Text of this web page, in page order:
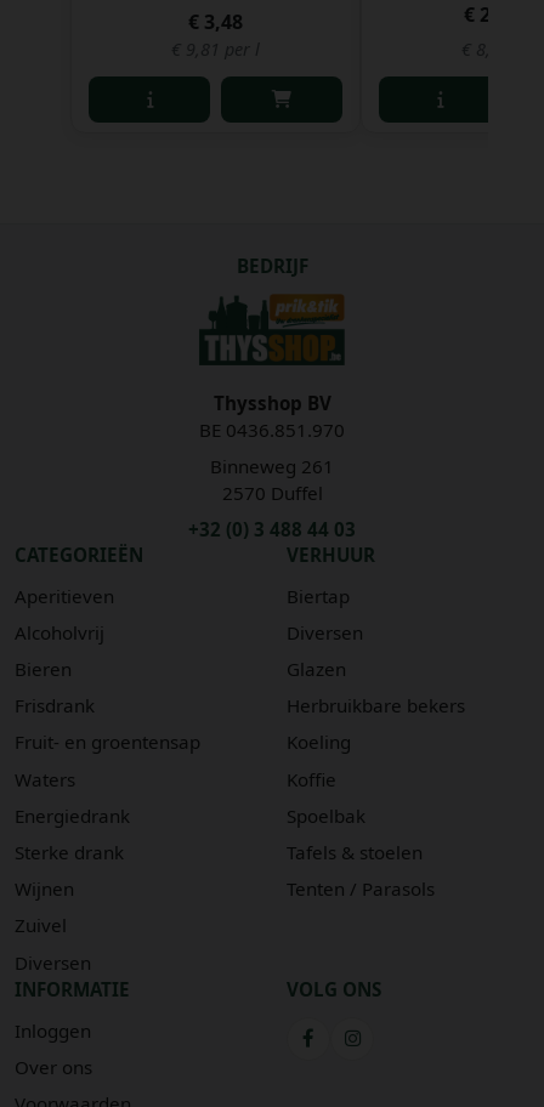
€ 3,48
€ 9,81 per l
€ 2,75
€ 8,34
BEDRIJF
Thysshop BV
BE 0436.851.970
Binneweg 261
2570 Duffel
+32 (0) 3 488 44 03
CATEGORIEËN
Aperitieven
Alcoholvrij
Bieren
Frisdrank
Fruit- en groentensap
Waters
Energiedrank
Sterke drank
Wijnen
Zuivel
Diversen
VERHUUR
Biertap
Diversen
Glazen
Herbruikbare bekers
Koeling
Koffie
Spoelbak
Tafels & stoelen
Tenten / Parasols
INFORMATIE
Inloggen
Over ons
VOLG ONS